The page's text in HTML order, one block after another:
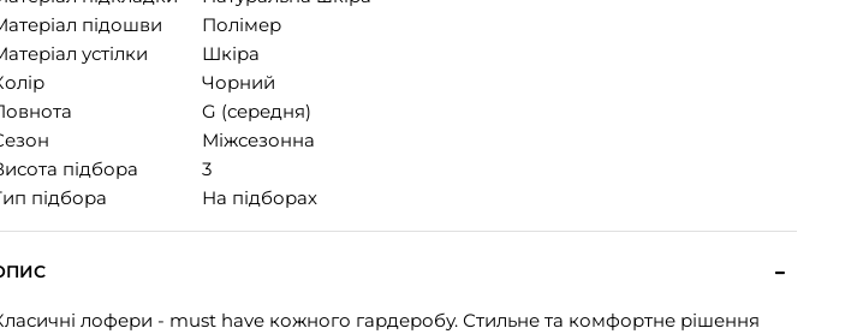
підошви
Полімер
устілки
Шкіра
Чорний
G (середня)
Міжсезонна
підбора
3
підбора
На підборах
лофери - must have кожного гардеробу. Стильне та комфортне рішення